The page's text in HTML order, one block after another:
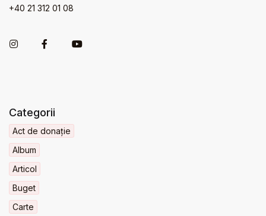
+40 21 312 01 08
Categorii
Act de donație
Album
Articol
Buget
Carte